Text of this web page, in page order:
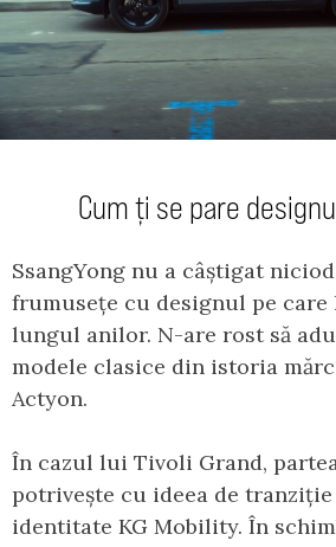
Cum ți se pare
SsangYong nu a câștigat
frumusețe cu designul pe care
lungul anilor. N-are rost să
modele clasice din istoria
Actyon.
În cazul lui Tivoli Grand,
potrivește cu ideea de
identitate KG Mobility. În